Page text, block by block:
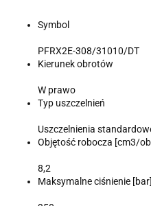
Symbol
PFRX2E-308/31010/DT
Kierunek obrotów
W prawo
Typ uszczelnień
Uszczelnienia
Objętość robocza [cm3/
8,2
Maksymalne ciśnienie [bar]